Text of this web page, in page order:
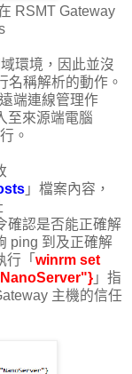
RSMT Gateway
環境，因此並沒
名稱解析的動作。
端連線管理作
至來源端電腦
。
」檔案內容，
確認是否能正確解
ping 到及正確解
行「 winrm set
」指
主機的信任